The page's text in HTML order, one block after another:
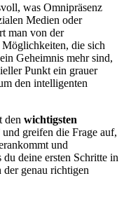
was Omnipräsenz
Medien oder
man von der
die sich
Geheimnis mehr sind,
Punkt ein grauer
den intelligenten
den wichtigsten
greifen die Frage auf,
und
deine ersten Schritte in
der genau richtigen